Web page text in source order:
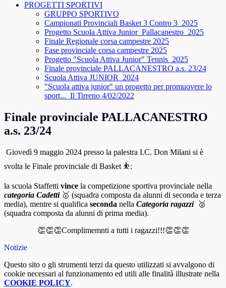
PROGETTI SPORTIVI
GRUPPO SPORTIVO
Campionati Provinciali Basket 3 Contro 3_2025
Progetto Scuola Attiva Junior_Pallacanestro_2025
Finale Regionale corsa campestre 2025
Fase provinciale corsa campestre 2025
Progetto "Scuola Attiva Junior" Tennis_2025
Finale provinciale PALLACANESTRO a.s. 23/24
Scuola Attiva JUNIOR_2024
"Scuola attiva junior" un progetto per promuovere lo
sport..._Il Tirreno 4/02/2022
Finale provinciale PALLACANESTRO
a.s. 23/24
Giovedì 9 maggio 2024 presso la palestra I.C. Don Milani si è
svolta le Finale provinciale di Basket ⛹:
la scuola Staffetti vince la competizione sportiva provinciale nella
categoria Cadetti 🥇 (squadra composta da alunni di seconda e terza
media), mentre si qualifica seconda nella Categoria ragazzi🥈
(squadra composta da alunni di prima media).
👏👏👏Complimemnti a tutti i ragazzi!!!👏👏👏
Notizie
Questo sito o gli strumenti terzi da questo utilizzati si avvalgono di
cookie necessari al funzionamento ed utili alle finalità illustrate nella
COOKIE POLICY.